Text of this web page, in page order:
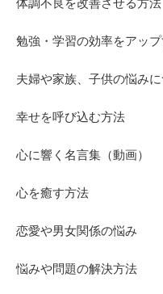
体調不良を改善させる方法
勉強・学習の効率をアッ
夫婦や家族、子供の悩み
幸せを呼び込む方法
心に響く名言集（動画）
心を癒す方法
恋愛や男女関係の悩み
悩みや問題の解決方法